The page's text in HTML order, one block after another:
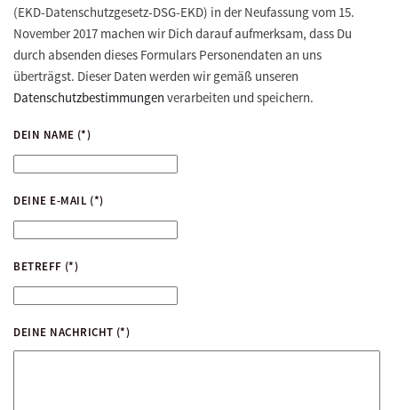
(EKD-Datenschutzgesetz-DSG-EKD) in der Neufassung vom 15.
November 2017 machen wir Dich darauf aufmerksam, dass Du
durch absenden dieses Formulars Personendaten an uns
überträgst. Dieser Daten werden wir gemäß unseren
Datenschutzbestimmungen verarbeiten und speichern.
DEIN NAME (*)
DEINE E-MAIL (*)
BETREFF (*)
DEINE NACHRICHT (*)